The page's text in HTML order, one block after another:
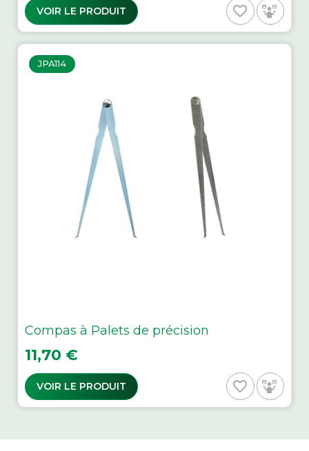
VOIR LE PRODUIT favorite_border
JPA114
Compas à Palets de précision
Prix
11,70 €
VOIR LE PRODUIT favorite_border